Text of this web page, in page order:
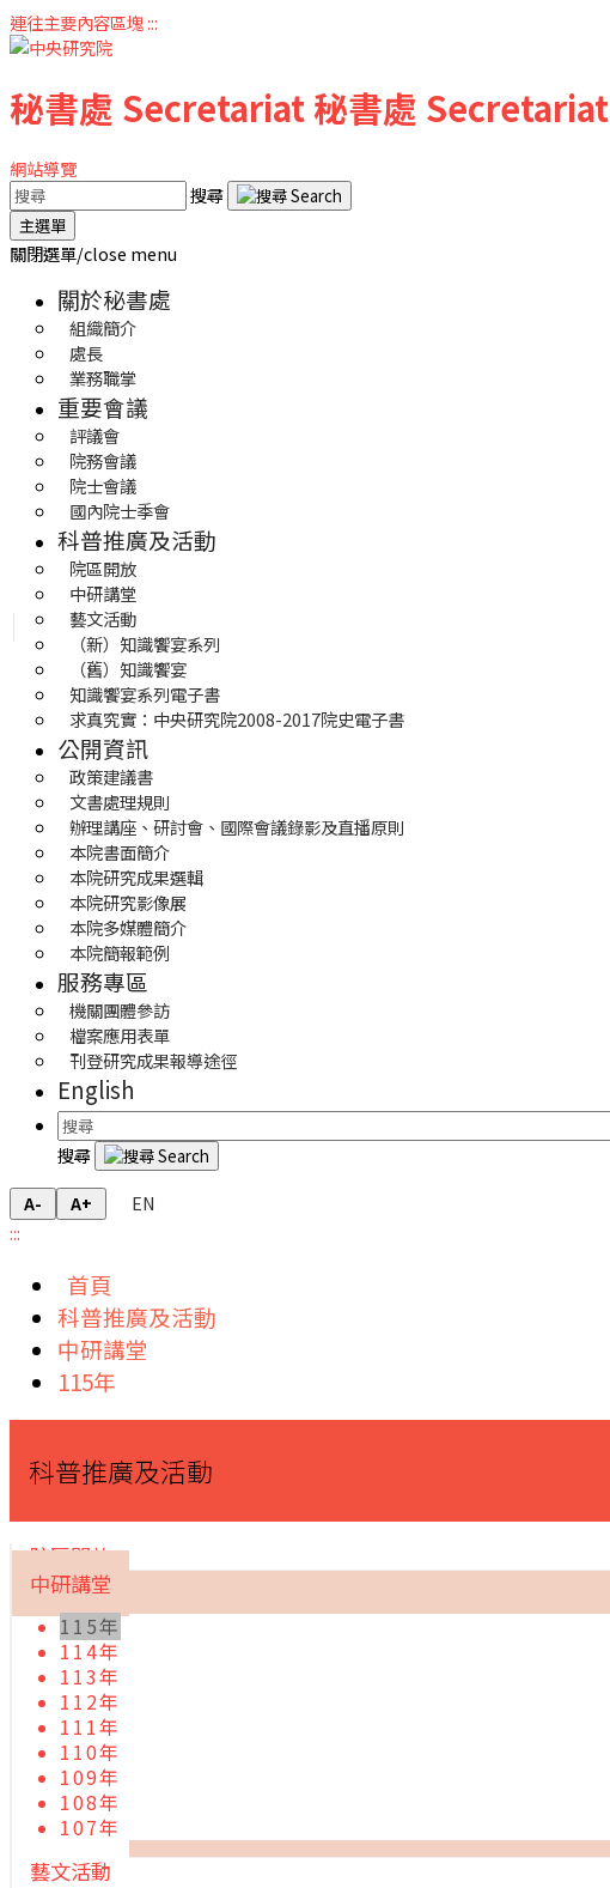
連往主要內容區塊:::
秘書處 Secretariat秘書處 Secretariat
網站導覽
搜尋
主選單
關閉選單/close menu
關於秘書處
組織簡介
處長
業務職掌
重要會議
評議會
院務會議
院士會議
國內院士季會
科普推廣及活動
院區開放
中研講堂
藝文活動
（新）知識饗宴系列
（舊）知識饗宴
知識饗宴系列電子書
求真究實：中央研究院2008-2017院史電子書
公開資訊
政策建議書
文書處理規則
辦理講座、研討會、國際會議錄影及直播原則
本院書面簡介
本院研究成果選輯
本院研究影像展
本院多媒體簡介
本院簡報範例
服務專區
機關團體參訪
檔案應用表單
刊登研究成果報導途徑
English
搜尋
A- A+
EN
:::
首頁
科普推廣及活動
中研講堂
115年
科普推廣及活動
院區開放
中研講堂
115年
114年
113年
112年
111年
110年
109年
108年
107年
藝文活動